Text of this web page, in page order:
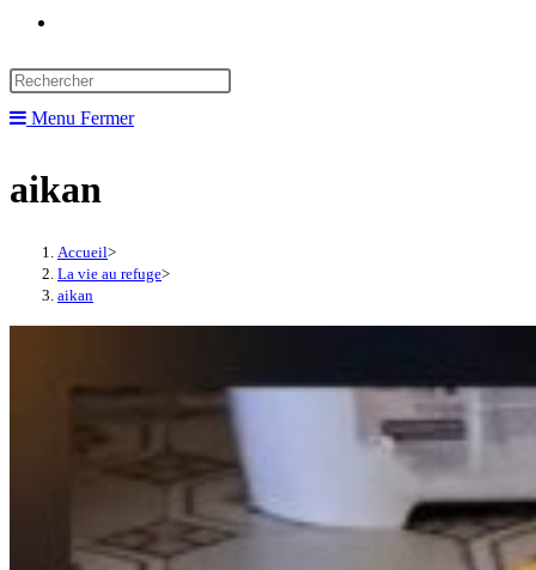
search
Menu Fermer
aikan
Accueil>
La vie au refuge>
aikan